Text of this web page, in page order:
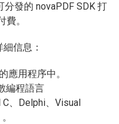
發的 novaPDF SDK 打
。
信息：
應用程序中。
編程語言
、Delphi、Visual